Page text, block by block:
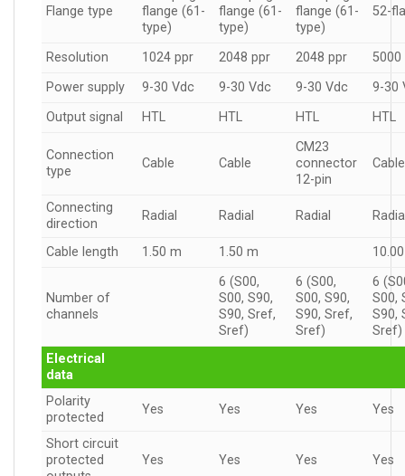
Flange type
flange (61-
type)
flange (61-
type)
flange (61-
type)
52-
Resolution 1024 ppr 2048 ppr 2048 ppr
5000
Power supply
9-30 Vdc 9-30 Vdc 9-30 Vdc
9-30
Output signal
HTL HTL HTL HTL
Connection
type
Cable Cable
CM23
connector
12-pin
Cable
Connecting
direction
Radial Radial Radial
Cable length 1.50 m 1.50 m
Number of
channels
6 (S00,
S00, S90,
S90, Sref,
Sref)
6 (S00,
S00, S90,
S90, Sref,
Sref)
6
S00,
S90,
Sref)
Electrical
data
Polarity
protected
Yes Yes Yes Yes
Short circuit
protected
Yes Yes Yes Yes